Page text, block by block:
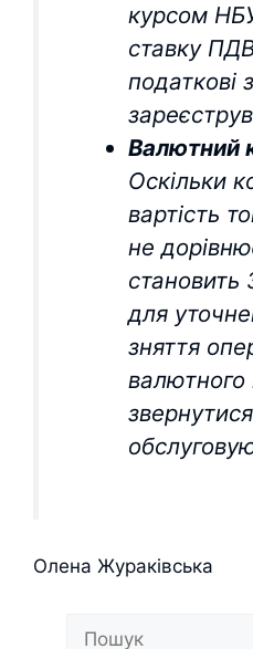
курсом
ставку
податкові
Валютний
Оскільки
вартість
не
становить
для
зняття
валютного
Олена Жураківська
Пошук